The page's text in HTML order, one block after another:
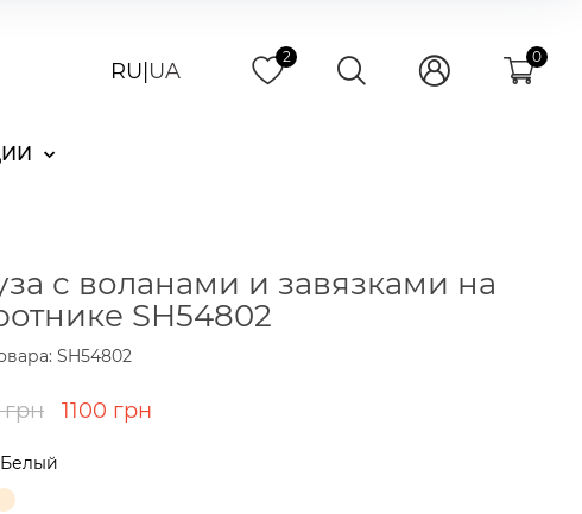
RU UA
2 0
с воланами и завязками на
SH54802
SH54802
грн 1100 грн
Белый